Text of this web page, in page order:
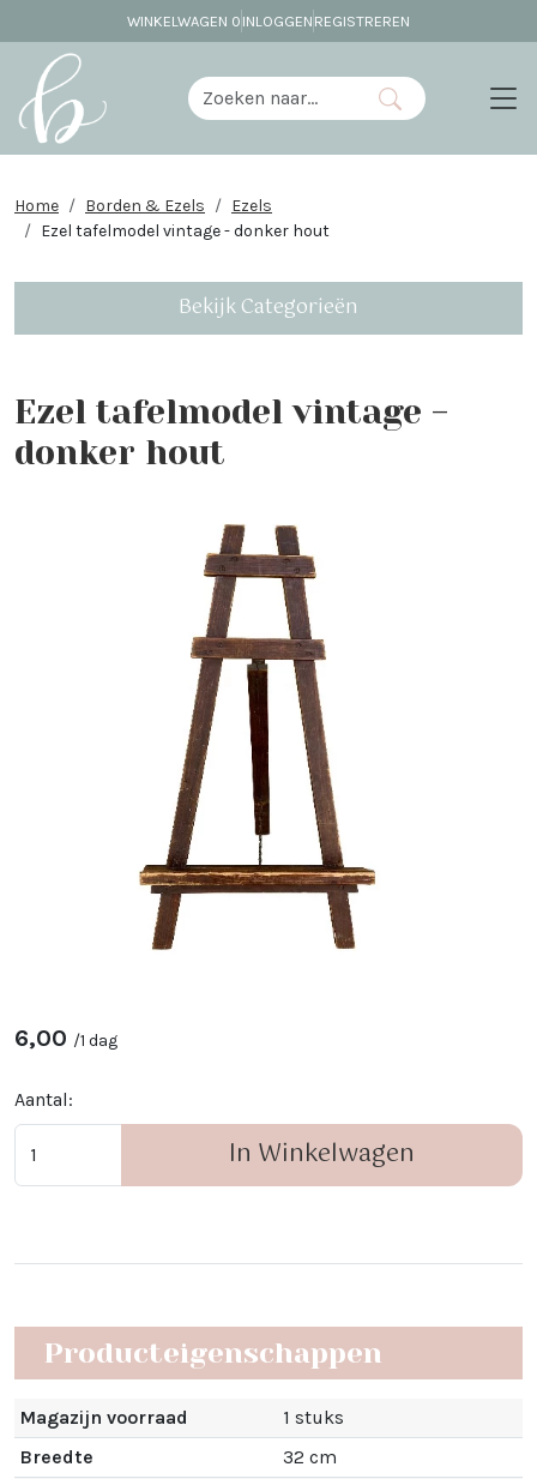
WINKELWAGEN 0 INLOGGEN REGISTREREN
Home Borden & Ezels
Ezels
Ezel tafelmodel vintage - donker hout
Bekijk Categorieën
Ezel tafelmodel vintage -
donker hout
6,00 /1 dag
Aantal:
In Winkelwagen
Producteigenschappen
Magazijn voorraad
1 stuks
Breedte
32 cm